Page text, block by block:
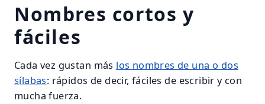
Nombres cortos y
fáciles
Cada vez gustan más los nombres de una o dos
sílabas: rápidos de decir, fáciles de escribir y con
mucha fuerza.